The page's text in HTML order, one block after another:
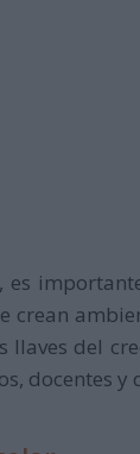
es
crean
llaves del
docentes y